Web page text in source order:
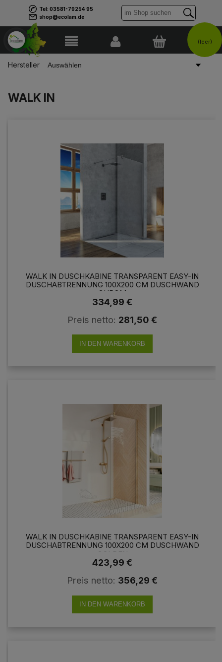
Tel: 03581-79254 95
shop@ecolam.de
(leer)
Hersteller
WALK IN
WALK IN DUSCHKABINE TRANSPARENT EASY-IN
DUSCHABTRENNUNG 100X200 CM DUSCHWAND
CHROM
334,99 €
Preis netto: 281,50 €
IN DEN WARENKORB
WALK IN DUSCHKABINE TRANSPARENT EASY-IN
DUSCHABTRENNUNG 100X200 CM DUSCHWAND
GOLDEN
423,99 €
Preis netto: 356,29 €
IN DEN WARENKORB